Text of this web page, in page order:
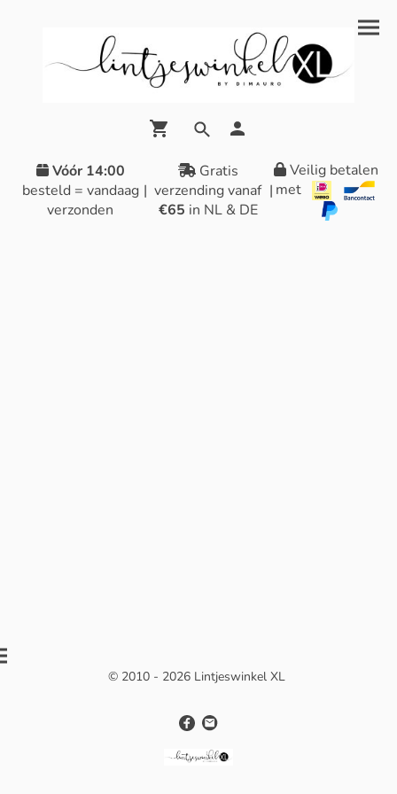
Vóór 14:00
besteld = vandaag
verzonden
|
Gratis
verzending vanaf
€65 in NL & DE
|
Veilig betalen
met
© 2010 - 2026 Lintjeswinkel XL